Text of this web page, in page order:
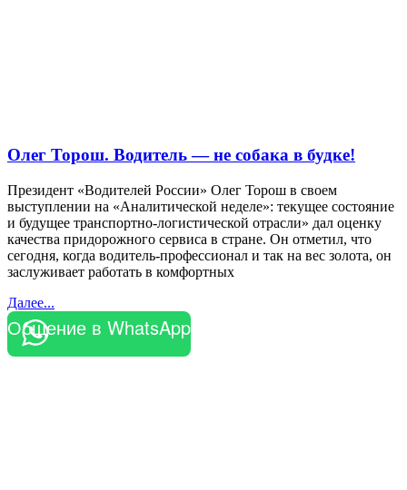
Олег Торош. Водитель — не собака в будке!
Президент «Водителей России» Олег Торош в своем
выступлении на «Аналитической неделе»: текущее состояние
и будущее транспортно-логистической отрасли» дал оценку
качества придорожного сервиса в стране. Он отметил, что
сегодня, когда водитель-профессионал и так на вес золота, он
заслуживает работать в комфортных
Далее...
Общение в WhatsApp